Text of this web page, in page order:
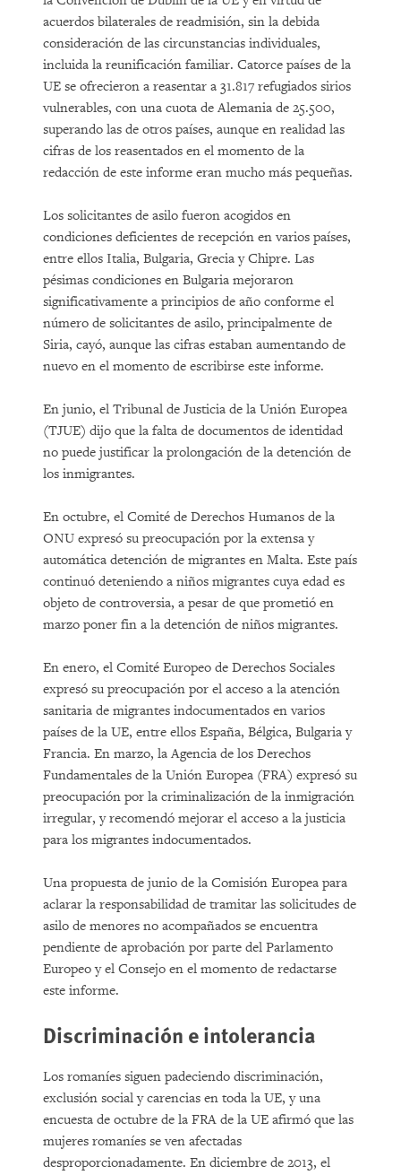
acuerdos bilaterales de readmisión, sin la debida
consideración de las circunstancias individuales,
incluida la reunificación familiar. Catorce países de la
UE se ofrecieron a reasentar a 31.817 refugiados sirios
vulnerables, con una cuota de Alemania de 25.500,
superando las de otros países, aunque en realidad las
cifras de los reasentados en el momento de la
redacción de este informe eran mucho más pequeñas.
Los solicitantes de asilo fueron acogidos en
condiciones deficientes de recepción en varios países,
entre ellos Italia, Bulgaria, Grecia y Chipre. Las
pésimas condiciones en Bulgaria mejoraron
significativamente a principios de año conforme el
número de solicitantes de asilo, principalmente de
Siria, cayó, aunque las cifras estaban aumentando de
nuevo en el momento de escribirse este informe.
En junio, el Tribunal de Justicia de la Unión Europea
(TJUE) dijo que la falta de documentos de identidad
no puede justificar la prolongación de la detención de
los inmigrantes.
En octubre, el Comité de Derechos Humanos de la
ONU expresó su preocupación por la extensa y
automática detención de migrantes en Malta. Este país
continuó deteniendo a niños migrantes cuya edad es
objeto de controversia, a pesar de que prometió en
marzo poner fin a la detención de niños migrantes.
En enero, el Comité Europeo de Derechos Sociales
expresó su preocupación por el acceso a la atención
sanitaria de migrantes indocumentados en varios
países de la UE, entre ellos España, Bélgica, Bulgaria y
Francia. En marzo, la Agencia de los Derechos
Fundamentales de la Unión Europea (FRA) expresó su
preocupación por la criminalización de la inmigración
irregular, y recomendó mejorar el acceso a la justicia
para los migrantes indocumentados.
Una propuesta de junio de la Comisión Europea para
aclarar la responsabilidad de tramitar las solicitudes de
asilo de menores no acompañados se encuentra
pendiente de aprobación por parte del Parlamento
Europeo y el Consejo en el momento de redactarse
este informe.
Discriminación e intolerancia
Los romaníes siguen padeciendo discriminación,
exclusión social y carencias en toda la UE, y una
encuesta de octubre de la FRA de la UE afirmó que las
mujeres romaníes se ven afectadas
desproporcionadamente. En diciembre de 2013, el